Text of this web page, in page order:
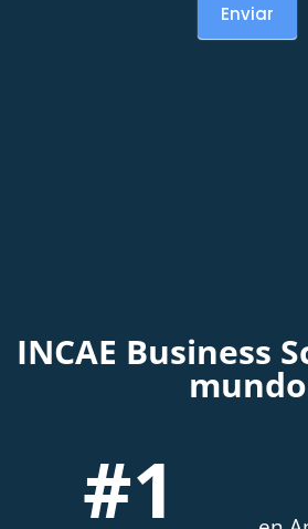
Enviar
INCAE Business
mundo
#1